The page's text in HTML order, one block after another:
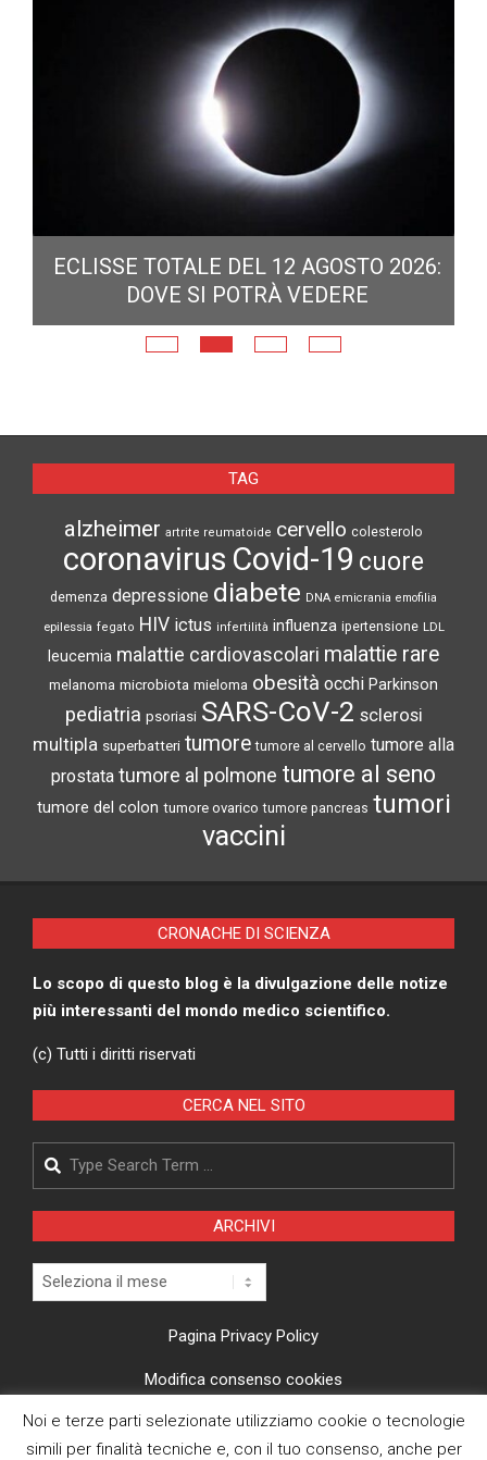
ECLISSE TOTALE DEL 12 AGOSTO 2026:
DOVE SI POTRÀ VEDERE
TAG
alzheimer artrite reumatoide cervello colesterolo
coronavirus Covid-19 cuore
demenza depressione diabete DNA emicrania emofilia
epilessia fegato HIV ictus infertilità influenza ipertensione LDL
leucemia malattie cardiovascolari malattie rare
melanoma microbiota mieloma obesità occhi Parkinson
pediatria psoriasi SARS-CoV-2 sclerosi
multipla superbatteri tumore tumore al cervello tumore alla
prostata tumore al polmone tumore al seno
tumore del colon tumore ovarico tumore pancreas tumori
vaccini
CRONACHE DI SCIENZA
Lo scopo di questo blog è la divulgazione delle notize
più interessanti del mondo medico scientifico.
(c) Tutti i diritti riservati
CERCA NEL SITO
ARCHIVI
Archivi
Pagina Privacy Policy
Modifica consenso cookies
CI TROVI ANCHE SU
Noi e terze parti selezionate utilizziamo cookie o tecnologie
simili per finalità tecniche e, con il tuo consenso, anche per